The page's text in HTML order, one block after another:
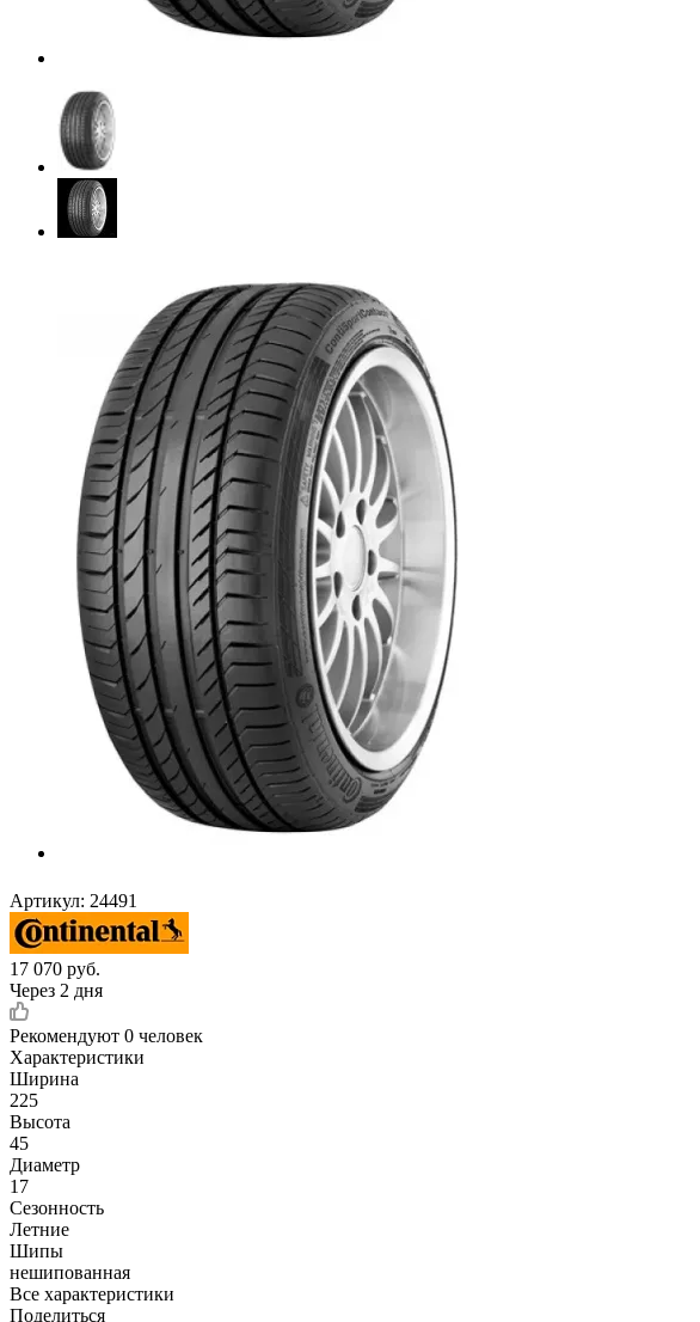
Артикул: 24491
17 070 руб.
Через 2 дня
Рекомендуют 0 человек
Характеристики
Ширина
225
Высота
45
Диаметр
17
Сезонность
Летние
Шипы
нешипованная
Все характеристики
Поделиться